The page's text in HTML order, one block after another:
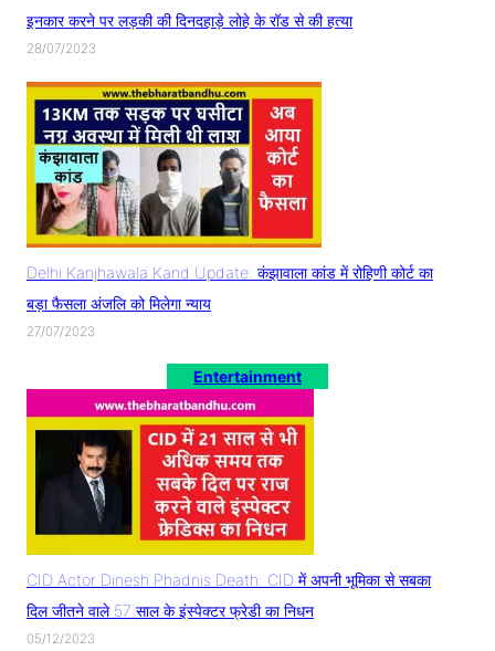
इनकार करने पर लड़की की दिनदहाड़े लोहे के रॉड से की हत्या
28/07/2023
Delhi Kanjhawala Kand Update: कंझावाला कांड में रोहिणी कोर्ट का
बड़ा फैसला अंजलि को मिलेगा न्याय
27/07/2023
Entertainment
CID Actor Dinesh Phadnis Death: CID में अपनी भूमिका से सबका
दिल जीतने वाले 57 साल के इंस्पेक्टर फ्रेडी का निधन
05/12/2023